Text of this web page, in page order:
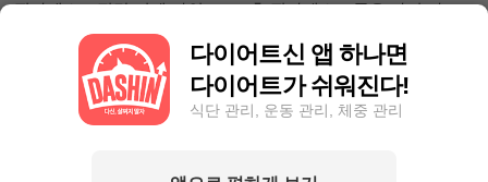
필라테스 – 직각 어깨 라인 만
홈 필라테스 – 곧은 다리 라인
다이어트신 앱 하나면
다이어트가 쉬워진다!
식단 관리, 운동 관리, 체중 관리